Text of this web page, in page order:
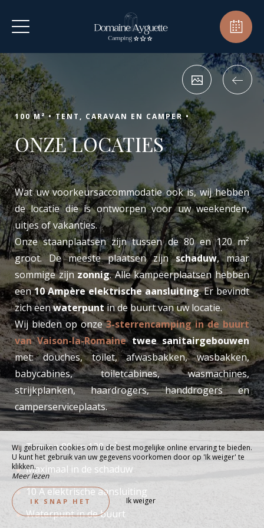
100 M² •TENT, CARAVAN EN CAMPER •
ONZE LOCATIES
Wat uw voorkeursaccommodatie ook is, wij hebben
de locatie die is ontworpen voor uw weekenden,
uitjes of vakanties.
Onze staanplaatsen zijn tussen de 80 en 120 m²
groot. De meeste plaatsen zijnschaduw, maar
sommige zijnzonnig. Alle kampeerplaatsen hebben
een10 Ampère elektrische aansluiting. Er bevindt
zich eenwaterpuntin de buurt van uw locatie.
Wij bieden op onze3-sterrencamping in de buurt
van Vaison-la-Romaine twee sanitairgebouwen
met: douches, toilet, afwasbakken, wasbakken,
babycabines, toiletcabines, wasmachines,
strijkplanken, haardrogers, handdrogers en
camperserviceplaats.
Tussen 80 en 120 m²
Maximaal in de schaduw
10 A elektrische aansluiting
Waterpunt in de buurt
Wij gebruiken cookies om u de best mogelijke online ervaring te bieden.
U kunt het gebruik van uw gegevens voorkomen door op 'Ik weiger' te
klikken.
Meer lezen
IK SNAP HET Ik weiger